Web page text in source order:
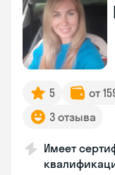
5 от
3 отзыва
Имеет